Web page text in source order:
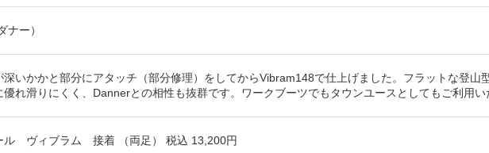
ナー）
深いかかと部分にアタッチ（部分修理）をしてからVibram148で仕上げました。フラットな登山
優れ滑りにくく、Dannerとの相性も抜群です。ワークブーツでもタウンユースとしてもご利用い
ル ヴィブラム 接着 （両足） 税込 13,200円